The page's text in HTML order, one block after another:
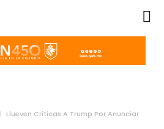
Llueven Críticas A Trump Por Anunciar